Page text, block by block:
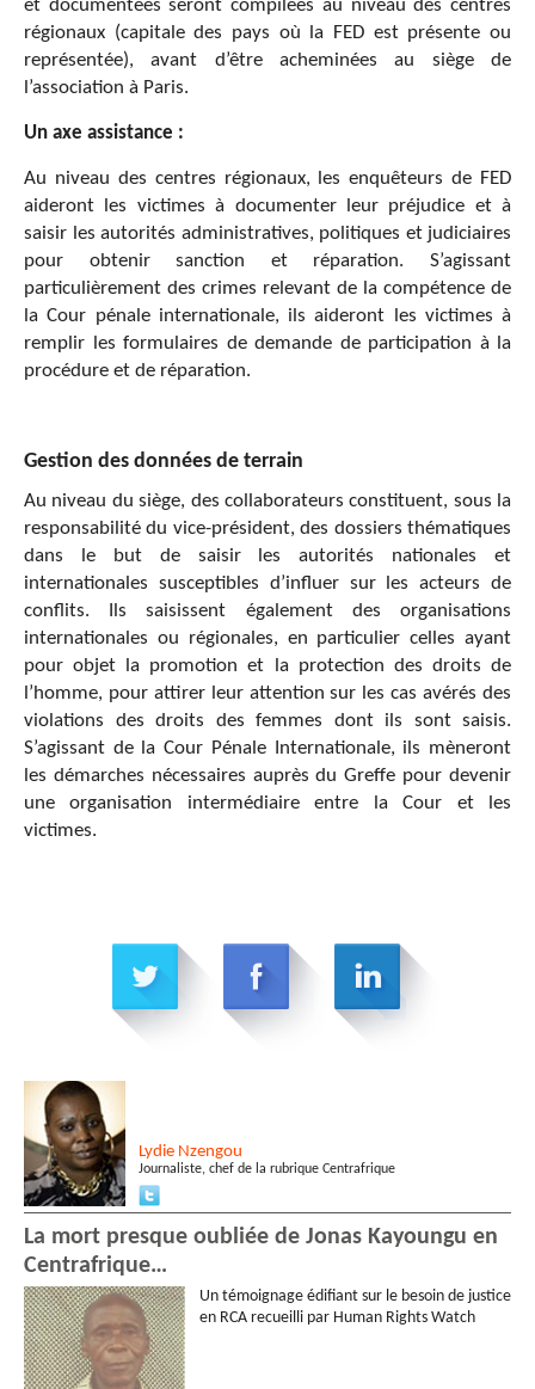
et documentées seront compilées au niveau des centres
régionaux (capitale des pays où la FED est présente ou
représentée), avant d’être acheminées au siège de
l’association à Paris.
Un axe assistance :
Au niveau des centres régionaux, les enquêteurs de FED
aideront les victimes à documenter leur préjudice et à
saisir les autorités administratives, politiques et judiciaires
pour obtenir sanction et réparation. S’agissant
particulièrement des crimes relevant de la compétence de
la Cour pénale internationale, ils aideront les victimes à
remplir les formulaires de demande de participation à la
procédure et de réparation.
Gestion des données de terrain
Au niveau du siège, des collaborateurs constituent, sous la
responsabilité du vice-président, des dossiers thématiques
dans le but de saisir les autorités nationales et
internationales susceptibles d’influer sur les acteurs de
conflits. Ils saisissent également des organisations
internationales ou régionales, en particulier celles ayant
pour objet la promotion et la protection des droits de
l’homme, pour attirer leur attention sur les cas avérés des
violations des droits des femmes dont ils sont saisis.
S’agissant de la Cour Pénale Internationale, ils mèneront
les démarches nécessaires auprès du Greffe pour devenir
une organisation intermédiaire entre la Cour et les
victimes.
Lydie Nzengou
Journaliste, chef de la rubrique Centrafrique
La mort presque oubliée de Jonas Kayoungu en
Centrafrique…
Un témoignage édifiant sur le besoin de justice
en RCA recueilli par Human Rights Watch